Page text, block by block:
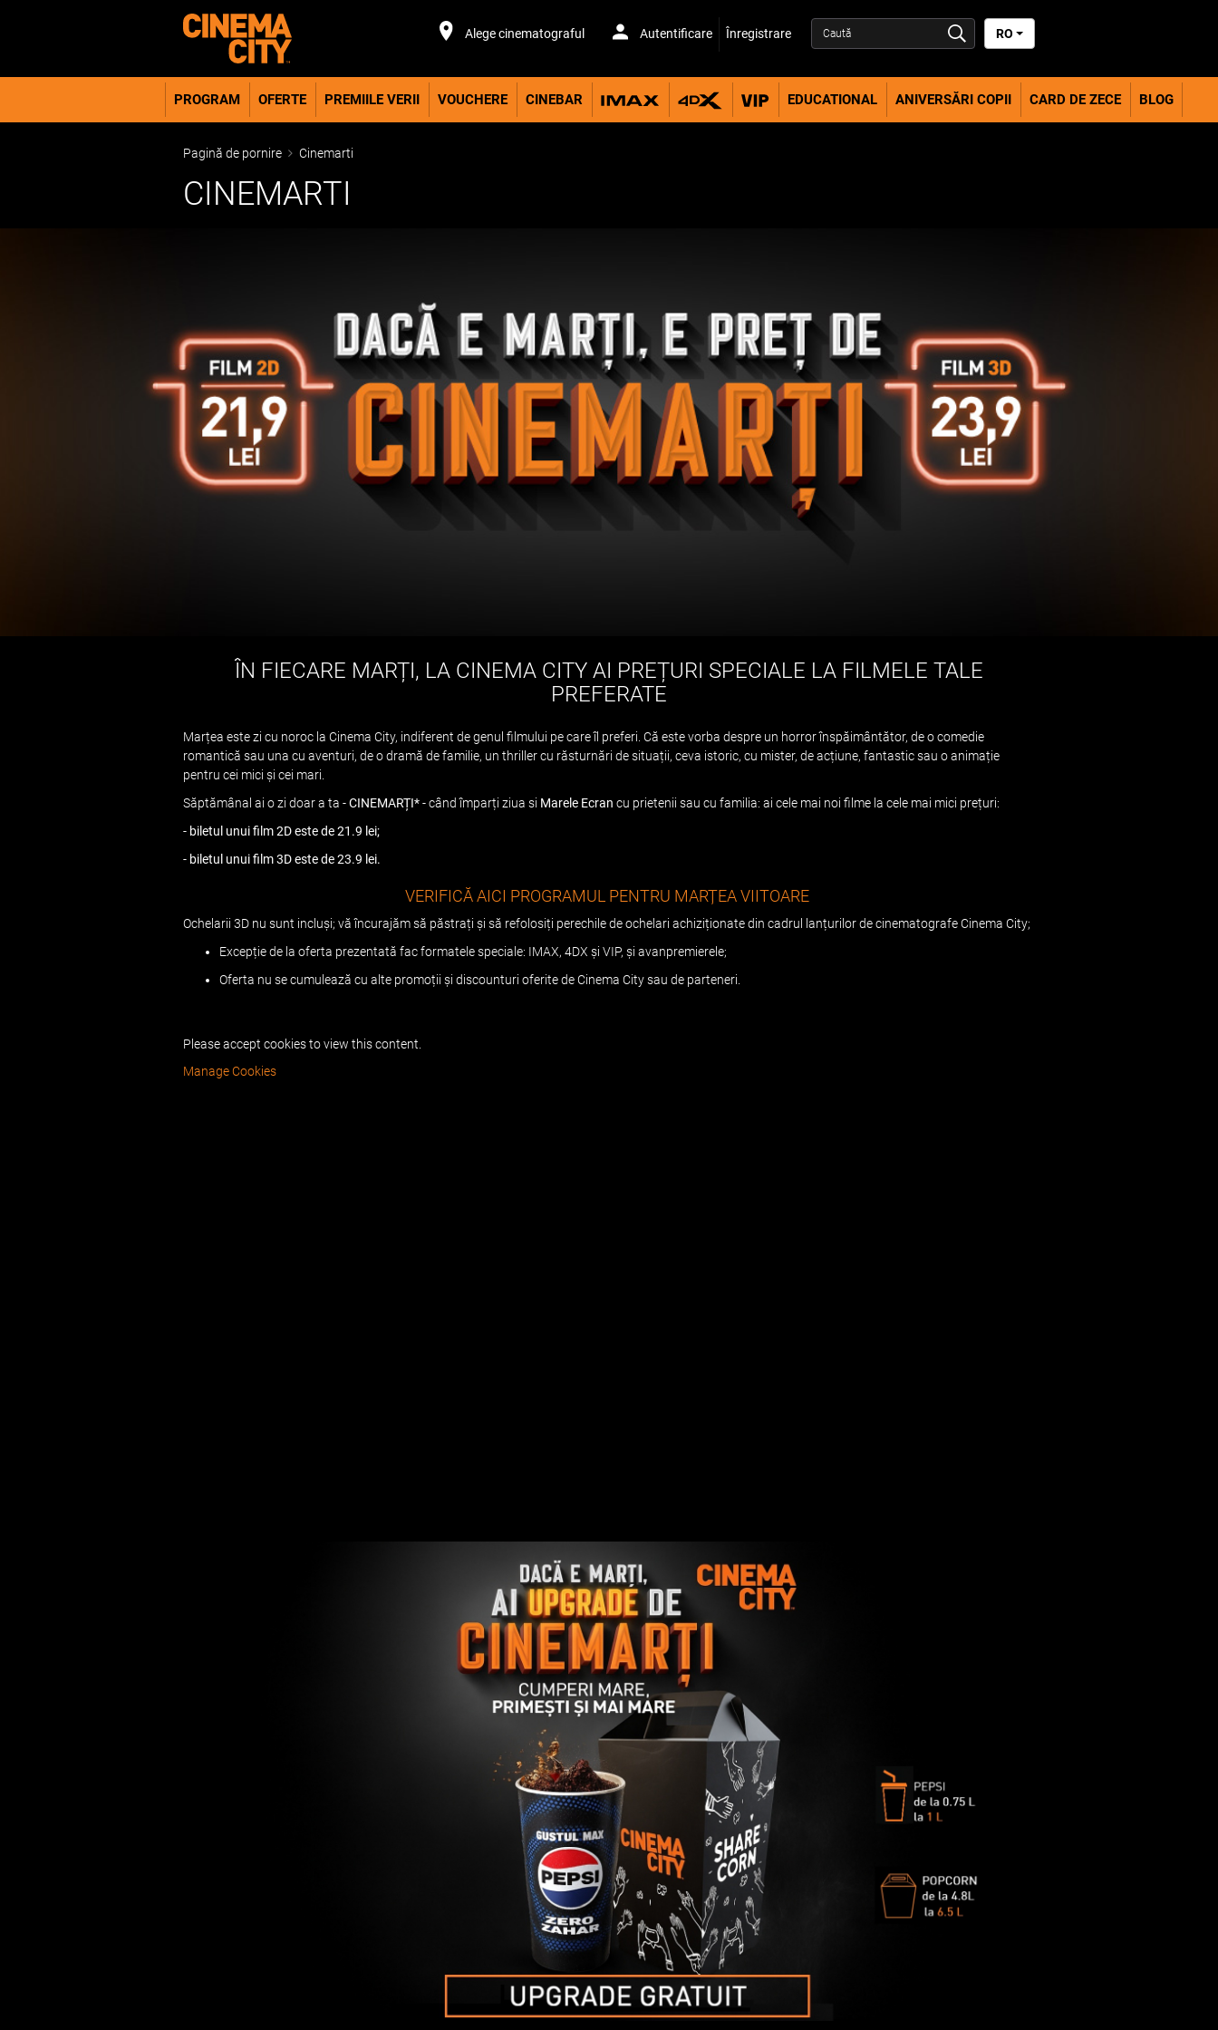
Alege cinematograful Autentificare Înregistrare RO
PROGRAM OFERTE PREMIILE VERII VOUCHERE CINEBAR EDUCATIONAL ANIVERSĂRI COPII CARD DE ZECE BLOG
Pagină de pornire Cinemarti
CINEMARTI
ÎN FIECARE MARȚI, LA CINEMA CITY AI PREȚURI SPECIALE LA FILMELE TALE
PREFERATE
Marțea este zi cu noroc la Cinema City, indiferent de genul filmului pe care îl preferi. Că este vorba despre un horror înspăimântător, de o comedie
romantică sau una cu aventuri, de o dramă de familie, un thriller cu răsturnări de situații, ceva istoric, cu mister, de acțiune, fantastic sau o animație
pentru cei mici și cei mari.
Săptămânal ai o zi doar a ta -CINEMARȚI*- când împarți ziua si Marele Ecran cu prietenii sau cu familia: ai cele mai noi filme la cele mai mici prețuri:
- biletul unui film 2D este de 21.9 lei;
- biletul unui film 3D este de 23.9 lei.
VERIFICĂ AICI PROGRAMUL PENTRU MARȚEA VIITOARE
Ochelarii 3D nu sunt incluși; vă încurajăm să păstrați și să refolosiți perechile de ochelari achiziționate din cadrul lanțurilor de cinematografe Cinema City;
Excepție de la oferta prezentată fac formatele speciale: IMAX, 4DX și VIP, și avanpremierele;
Oferta nu se cumulează cu alte promoții și discounturi oferite de Cinema City sau de parteneri.
Please accept cookies to view this content.
Manage Cookies